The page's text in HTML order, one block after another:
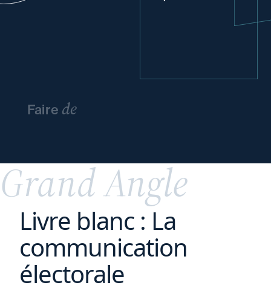
Faire de
Grand Angle
Livre blanc : La
communication
électorale